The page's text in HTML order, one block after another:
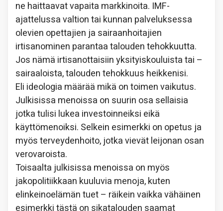
ne haittaavat vapaita markkinoita. IMF-
ajattelussa valtion tai kunnan palveluksessa
olevien opettajien ja sairaanhoitajien
irtisanominen parantaa talouden tehokkuutta.
Jos nämä irtisanottaisiin yksityiskouluista tai –
sairaaloista, talouden tehokkuus heikkenisi.
Eli ideologia määrää mikä on toimen vaikutus.
Julkisissa menoissa on suurin osa sellaisia
jotka tulisi lukea investoinneiksi eikä
käyttömenoiksi. Selkein esimerkki on opetus ja
myös terveydenhoito, jotka vievät leijonan osan
verovaroista.
Toisaalta julkisissa menoissa on myös
jakopolitiikkaan kuuluvia menoja, kuten
elinkeinoelämän tuet – räikein vaikka vähäinen
esimerkki tästä on sikatalouden saamat